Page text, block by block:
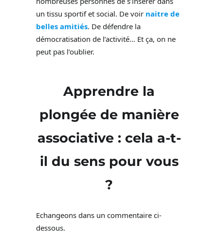
un tissu sportif et social. De voir naitre de
belles amitiés. De défendre la
démocratisation de l’activité… Et ça, on ne
peut pas l’oublier.
Apprendre la
plongée de manière
associative : cela a-t-
il du sens pour vous
?
Echangeons dans un commentaire ci-
dessous.